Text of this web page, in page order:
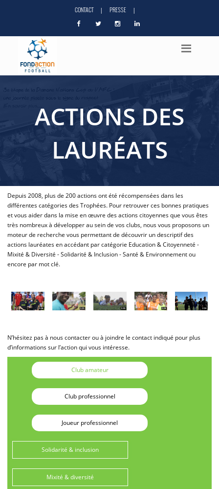
CONTACT | PRESSE |
ACTIONS DES
LAURÉATS
Depuis 2008, plus de 200 actions ont été récompensées dans les
différentes catégories des Trophées. Pour retrouver ces bonnes pratiques
et vous aider dans la mise en œuvre des actions citoyennes que vous êtes
très nombreux à développer au sein de vos clubs, nous vous proposons un
moteur de recherche vous permettant de découvrir un descriptif des
actions lauréates en accédant par catégorie Education & Citoyenneté -
Mixité & Diversité - Solidarité & Inclusion - Santé & Environnement ou
encore par mot clé.
N’hésitez pas à nous contacter ou à joindre le contact indiqué pour plus
d’informations sur l’action qui vous intéresse.
Club amateur
Club professionnel
Joueur professionnel
Solidarité & inclusion
Mixité & diversité